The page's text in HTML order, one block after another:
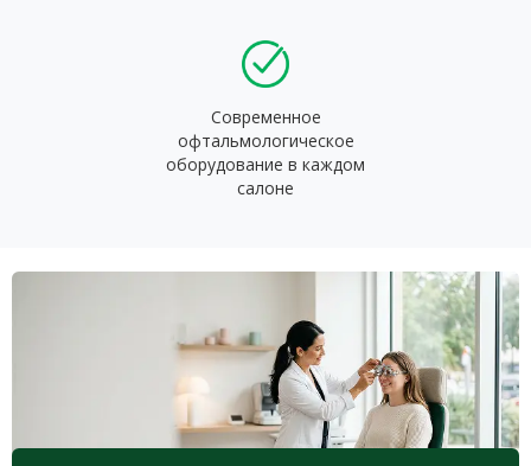
Современное
офтальмологическое
оборудование в каждом
салоне